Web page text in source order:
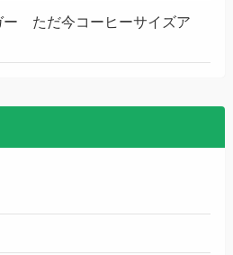
ー ただ今コーヒーサイズア